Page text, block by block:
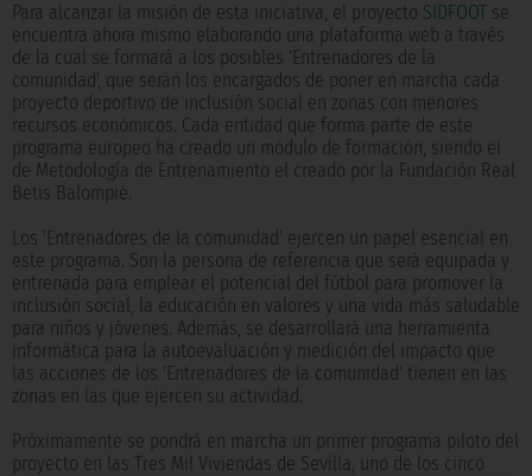
Para alcanzar la misión de esta iniciativa, el proyecto SIDFOOT se
encuentra ahora mismo elaborando una plataforma web a través
de la cual se formará a los posibles 'Entrenadores de la
comunidad', que serán los encargados de poner en marcha cada
proyecto deportivo de inclusión social en zonas con menores
recursos económicos. Cada entidad que forma parte de este
programa europeo ha creado un módulo de formación, siendo el
de Metodología de Entrenamiento el creado por la Fundación Real
Betis Balompié.
Los 'Entrenadores de la comunidad' ejercen un papel esencial en
este programa. Son la persona de referencia que será equipada y
entrenada para emplear el potencial del fútbol para promover la
inclusión social, la educación en valores y una vida más saludable
para niños y jóvenes. Además, se desarrollará una herramienta
informática para la autoevaluación y medición del impacto que
las acciones de los 'Entrenadores de la comunidad' tienen en las
zonas en las que ejercen su actividad.
Próximamente se pondrá en marcha un primer programa piloto del
proyecto en las Tres Mil Viviendas de Sevilla, uno de los cinco